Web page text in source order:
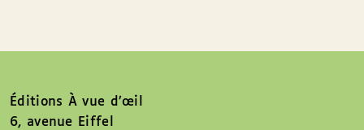
Éditions À vue d’œil
6, avenue Eiffel